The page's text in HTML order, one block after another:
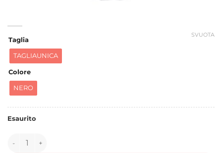
Taglia
TAGLIAUNICA
Colore
NERO
SVUOTA
Esaurito
150024 quantità